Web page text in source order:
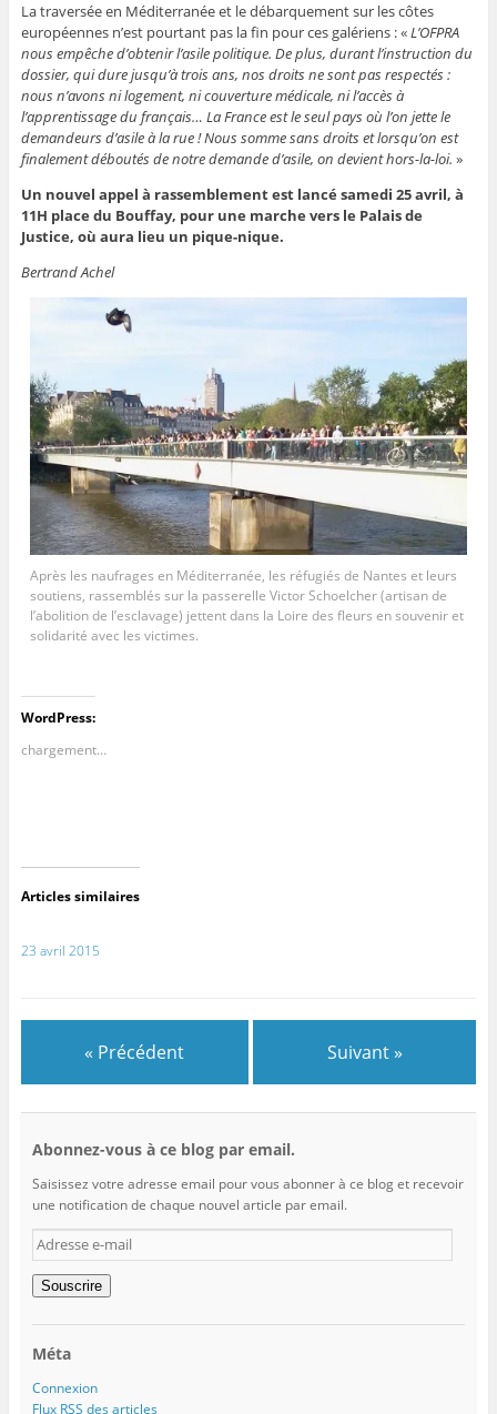
La traversée en Méditerranée et le débarquement sur les côtes
européennes n’est pourtant pas la fin pour ces galériens : «L’OFPRA
nous empêche d’obtenir l’asile politique. De plus, durant l’instruction du
dossier, qui dure jusqu’à trois ans, nos droits ne sont pas respectés :
nous n’avons ni logement, ni couverture médicale, ni l’accès à
l’apprentissage du français… La France est le seul pays où l’on jette le
demandeurs d’asile à la rue ! Nous somme sans droits et lorsqu’on est
finalement déboutés de notre demande d’asile, on devient hors-la-loi. »
Un nouvel appel à rassemblement est lancé samedi 25 avril, à
11H place du Bouffay, pour une marche vers le Palais de
Justice, où aura lieu un pique-nique.
Bertrand Achel
Après les naufrages en Méditerranée, les réfugiés de Nantes et leurs
soutiens, rassemblés sur la passerelle Victor Schoelcher (artisan de
l’abolition de l’esclavage) jettent dans la Loire des fleurs en souvenir et
solidarité avec les victimes.
WordPress:
chargement…
Articles similaires
23 avril 2015
« Précédent Suivant »
Abonnez-vous à ce blog par email.
Saisissez votre adresse email pour vous abonner à ce blog et recevoir
une notification de chaque nouvel article par email.
Adresse
e-
mail
Souscrire
Méta
Connexion
Flux RSS des articles